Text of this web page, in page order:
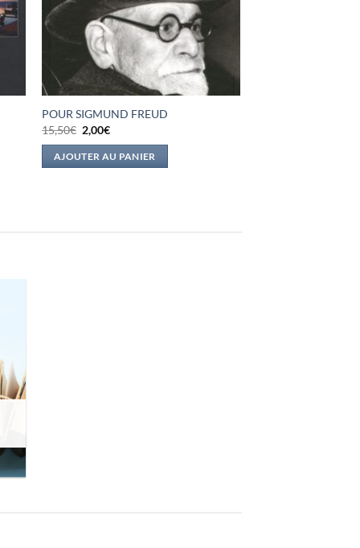
POUR SIGMUND FREUD
15,50€ Le
prix
initial
était :
2,00€Le
actuel
est :
AJOUTER AU PANIER